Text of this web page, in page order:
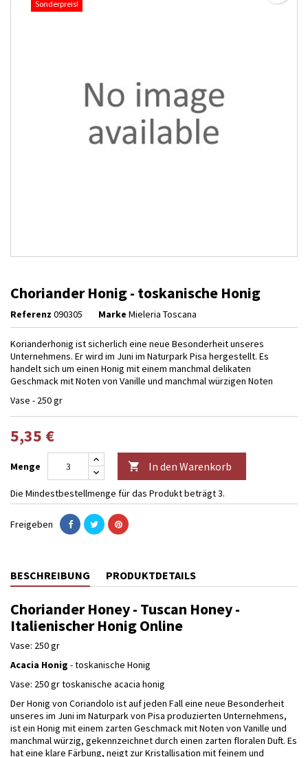
Sonderpreis!
Choriander Honig - toskanische Honig
Referenz 090305 Marke Mieleria Toscana
Korianderhonig ist sicherlich eine neue Besonderheit unseres
Unternehmens. Er wird im Juni im Naturpark Pisa hergestellt. Es
handelt sich um einen Honig mit einem manchmal delikaten
Geschmack mit Noten von Vanille und manchmal würzigen Noten
Vase - 250 gr
5,35 €
Menge  In den Warenkorb
Die Mindestbestellmenge für das Produkt beträgt 3.
Freigeben
BESCHREIBUNG PRODUKTDETAILS
Choriander Honey - Tuscan Honey -
Italienischer Honig Online
Vase: 250 gr
Acacia Honig - toskanische Honig
Vase: 250 gr toskanische acacia honig
Der Honig von Coriandolo ist auf jeden Fall eine neue Besonderheit
unseres im Juni im Naturpark von Pisa produzierten Unternehmens,
ist ein Honig mit einem zarten Geschmack mit Noten von Vanille und
manchmal würzig, gekennzeichnet durch einen zarten floralen Duft. Es
hat eine klare Färbung, neigt zur Kristallisation mit feinem und